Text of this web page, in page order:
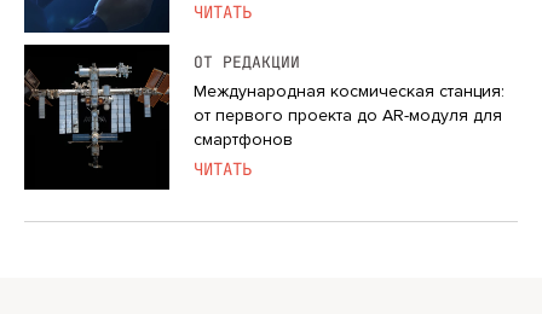
ЧИТАТЬ
ОТ РЕДАКЦИИ
Международная космическая станция:
от первого проекта до AR-модуля для
смартфонов
ЧИТАТЬ